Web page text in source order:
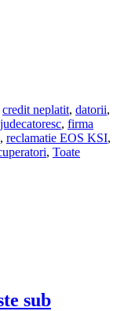
credit neplatit, datorii,
, firma
, reclamatie EOS KSI,
, Toate
sub